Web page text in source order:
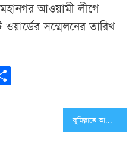
মহানগর আওয়ামী লীগে
সম্মেলনের তারিখ
Share
কুমিল্লাতে আমার অনুসারীদের রেখেই কমিটি হবে: মেয়র সাক্কু